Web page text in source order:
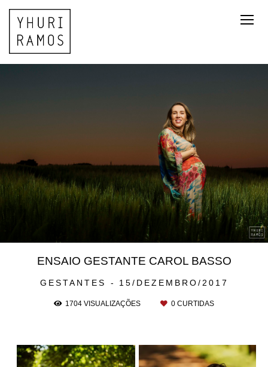
GESTANTES 15/DEZEMBRO/2017
ENSAIO GESTANTE CAROL BASSO
1704 VISUALIZAÇÕES 0 CURTIDAS